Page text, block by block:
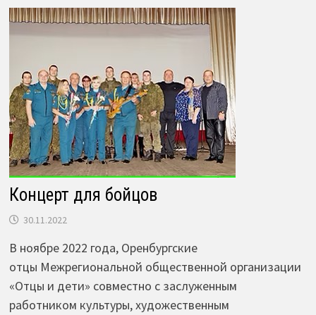
Концерт для бойцов
30.11.2022
В ноябре 2022 года, Оренбургские
отцы Межрегиональной общественной организации
«Отцы и дети» совместно с заслуженным
работником культуры, художественным